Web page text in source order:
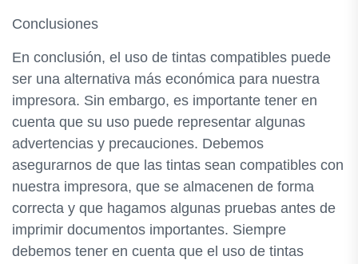
Conclusiones
En conclusión, el uso de tintas compatibles puede
ser una alternativa más económica para nuestra
impresora. Sin embargo, es importante tener en
cuenta que su uso puede representar algunas
advertencias y precauciones. Debemos
asegurarnos de que las tintas sean compatibles con
nuestra impresora, que se almacenen de forma
correcta y que hagamos algunas pruebas antes de
imprimir documentos importantes. Siempre
debemos tener en cuenta que el uso de tintas